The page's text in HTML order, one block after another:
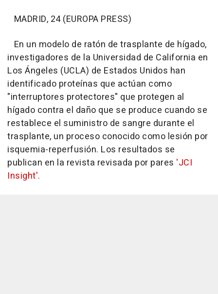
MADRID, 24 (EUROPA PRESS)
En un modelo de ratón de trasplante de hígado,
investigadores de la Universidad de California en
Los Ángeles (UCLA) de Estados Unidos han
identificado proteínas que actúan como
"interruptores protectores" que protegen al
hígado contra el daño que se produce cuando se
restablece el suministro de sangre durante el
trasplante, un proceso conocido como lesión por
isquemia-reperfusión. Los resultados se
publican en la revista revisada por pares 'JCI
Insight'.